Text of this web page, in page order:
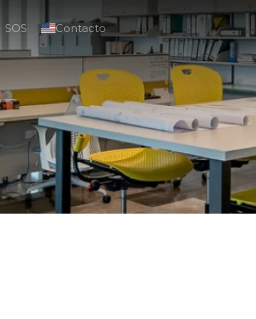
SOS Contacto